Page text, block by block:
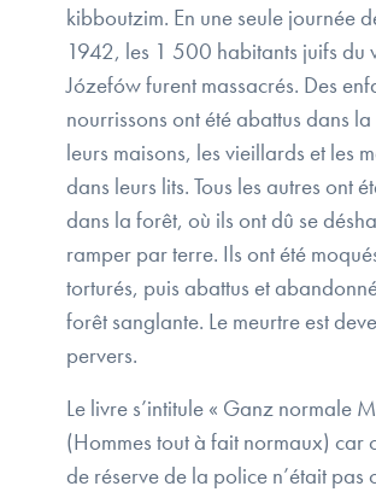
kibboutzim. En une seule journée
1942, les 1 500 habitants juifs du
Józefów furent massacrés. Des
nourrissons ont été abattus dans
leurs maisons, les vieillards et les
dans leurs lits. Tous les autres ont
dans la forêt, où ils ont dû se
ramper par terre. Ils ont été
torturés, puis abattus et
forêt sanglante. Le meurtre est
pervers.
Le livre s’intitule « Ganz normale
(Hommes tout à fait normaux) car
de réserve de la police n’était pas